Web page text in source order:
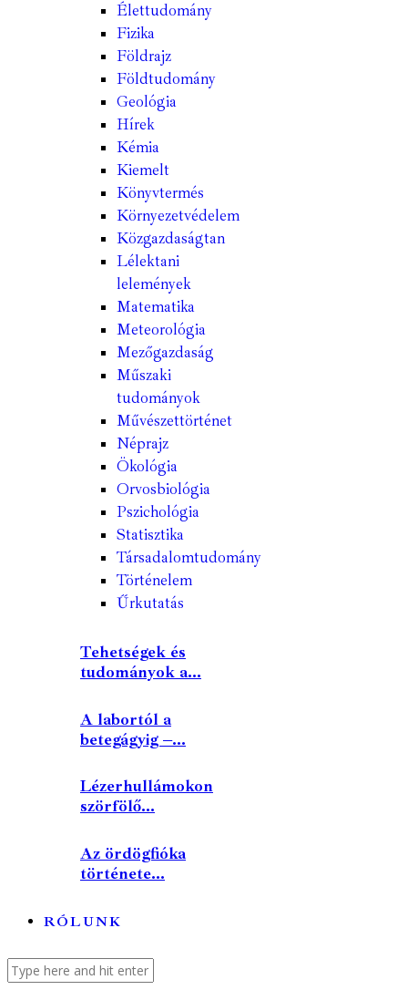
Élettudomány
Fizika
Földrajz
Földtudomány
Geológia
Hírek
Kémia
Kiemelt
Könyvtermés
Környezetvédelem
Közgazdaságtan
Lélektani
lelemények
Matematika
Meteorológia
Mezőgazdaság
Műszaki
tudományok
Művészettörténet
Néprajz
Ökológia
Orvosbiológia
Pszichológia
Statisztika
Társadalomtudomány
Történelem
Űrkutatás
Tehetségek és
tudományok a...
A labortól a
betegágyig –...
Lézerhullámokon
szörfölő...
Az ördögfióka
története...
RÓLUNK